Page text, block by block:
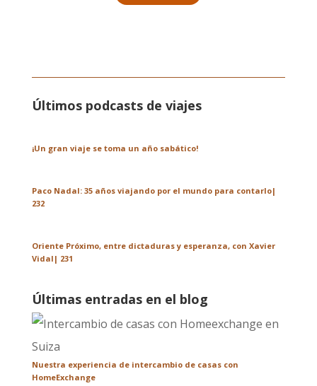
Últimos podcasts de viajes
¡Un gran viaje se toma un año sabático!
Paco Nadal: 35 años viajando por el mundo para contarlo|
232
Oriente Próximo, entre dictaduras y esperanza, con Xavier
Vidal| 231
Últimas entradas en el blog
Nuestra experiencia de intercambio de casas con
HomeExchange